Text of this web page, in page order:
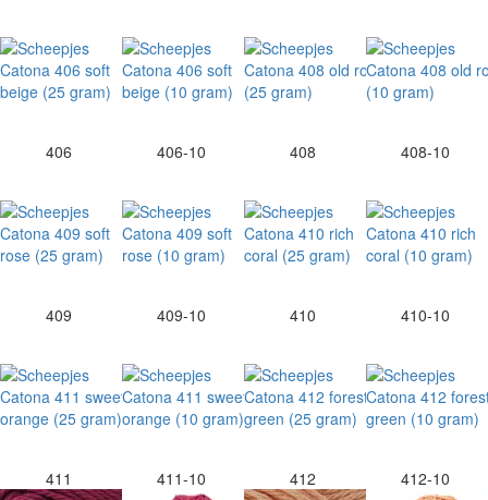
406 406-10 408 408-10
409 409-10 410 410-10
411 411-10 412 412-10